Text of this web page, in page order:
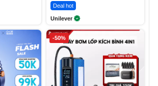
Deal hot
Unilever
-50%